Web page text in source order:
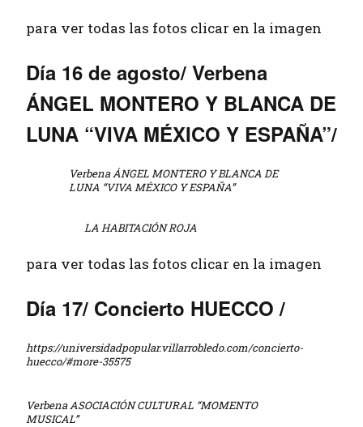
para ver todas las fotos clicar en la imagen
Día 16 de agosto/ Verbena
ÁNGEL MONTERO Y BLANCA DE
LUNA “VIVA MÉXICO Y ESPAÑA”/
Verbena ÁNGEL MONTERO Y BLANCA DE
LUNA “VIVA MÉXICO Y ESPAÑA”
LA HABITACIÓN ROJA
para ver todas las fotos clicar en la imagen
Día 17/ Concierto HUECCO /
https://universidadpopular.villarrobledo.com/concierto-
huecco/#more-35575
Verbena ASOCIACIÓN CULTURAL “MOMENTO
MUSICAL”